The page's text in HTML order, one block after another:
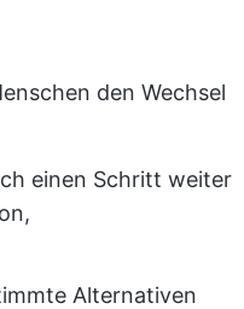
den Wechsel
einen Schritt weiter
Alternativen